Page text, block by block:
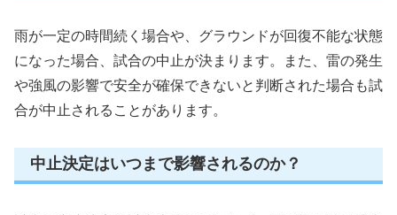
雨が一定の時間続く場合や、グラウンドが回復不能な状態
になった場合、試合の中止が決まります。また、雷の発生
や強風の影響で安全が確保できないと判断された場合も試
合が中止されることがあります。
中止決定はいつまで影響されるのか？